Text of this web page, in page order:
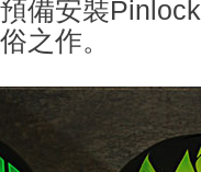
備安裝
之作。